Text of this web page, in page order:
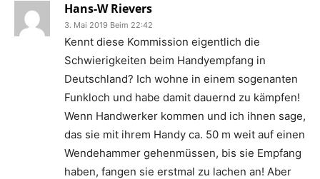
Hans-W Rievers
3. Mai 2019 Beim 22:42
Kennt diese Kommission eigentlich die
Schwierigkeiten beim Handyempfang in
Deutschland? Ich wohne in einem sogenanten
Funkloch und habe damit dauernd zu kämpfen!
Wenn Handwerker kommen und ich ihnen sage,
das sie mit ihrem Handy ca. 50 m weit auf einen
Wendehammer gehenmüssen, bis sie Empfang
haben, fangen sie erstmal zu lachen an! Aber